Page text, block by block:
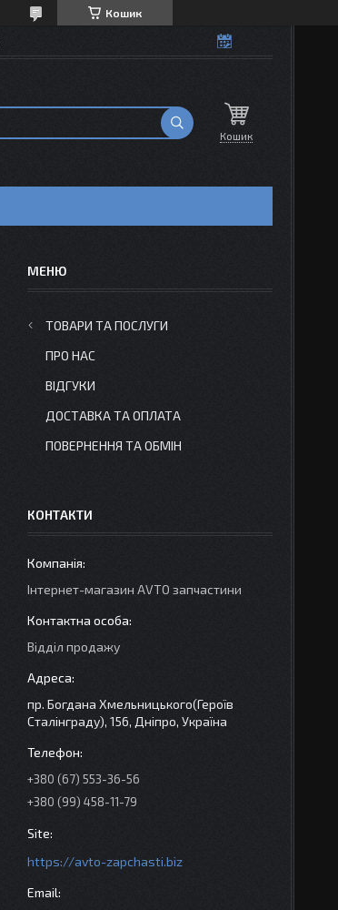
Кошик
Кошик
ТОВАРИ ТА ПОСЛУГИ
ПРО НАС
ВІДГУКИ
ДОСТАВКА ТА ОПЛАТА
ПОВЕРНЕННЯ ТА ОБМІН
КОНТАКТИ
Інтернет-магазин AVTO запчастини
Відділ продажу
пр. Богдана Хмельницького(Героїв
Сталінграду), 156, Дніпро, Україна
+380 (67) 553-36-56
+380 (99) 458-11-79
https://avto-zapchasti.biz